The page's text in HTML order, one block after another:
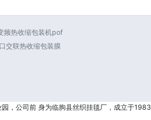
频热收缩包装机pof
交联热收缩包装膜
，公司前 身为临朐县丝织挂毯厂，成立于